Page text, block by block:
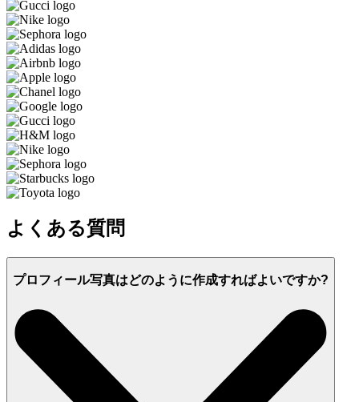
よくある質問
プロフィール写真はどのように作成すればよいですか?